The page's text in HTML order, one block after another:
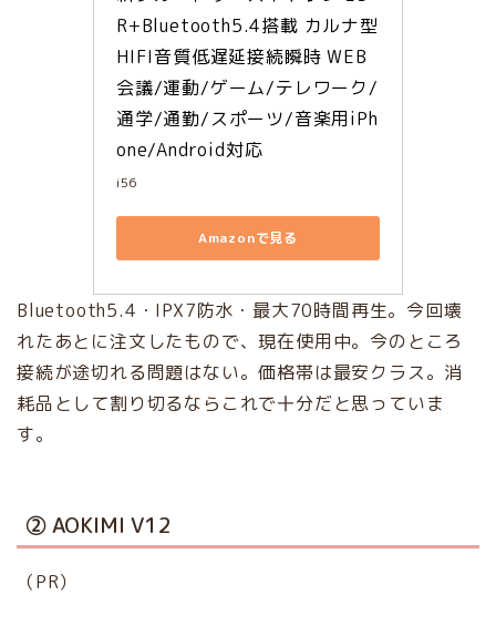
R+Bluetooth5.4搭載 カルナ型
HIFI音質低遅延接続瞬時 WEB
会議/運動/ゲーム/テレワーク/
通学/通勤/スポーツ/音楽用iPh
one/Android対応
i56
Amazonで見る
Bluetooth5.4・IPX7防水・最大70時間再生。今回壊
れたあとに注文したもので、現在使用中。今のところ
接続が途切れる問題はない。価格帯は最安クラス。消
耗品として割り切るならこれで十分だと思っていま
す。
② AOKIMI V12
（PR）